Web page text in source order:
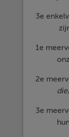
3e
1e
2e
3e